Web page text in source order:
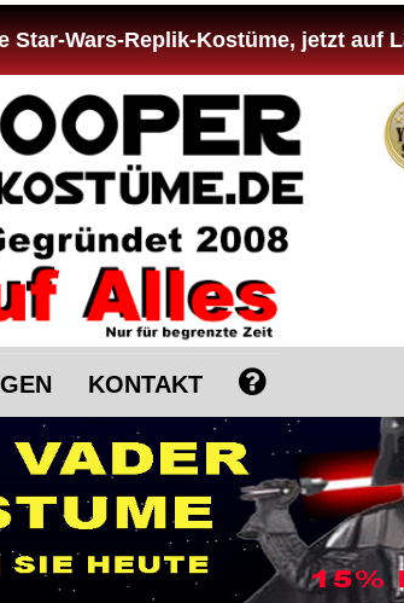
Star-Wars-Replik-Kostüme, jetzt auf
KONTAKT